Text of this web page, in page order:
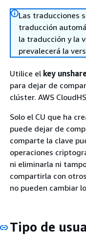
Las traducciones
traducción
la traducción y la
prevalecerá la
Utilice el key
para dejar de
clúster. AWS
Solo el CU que ha
puede dejar de
comparte la clave
operaciones
ni eliminarla ni
compartirla con
no pueden cambiar
Tipo de